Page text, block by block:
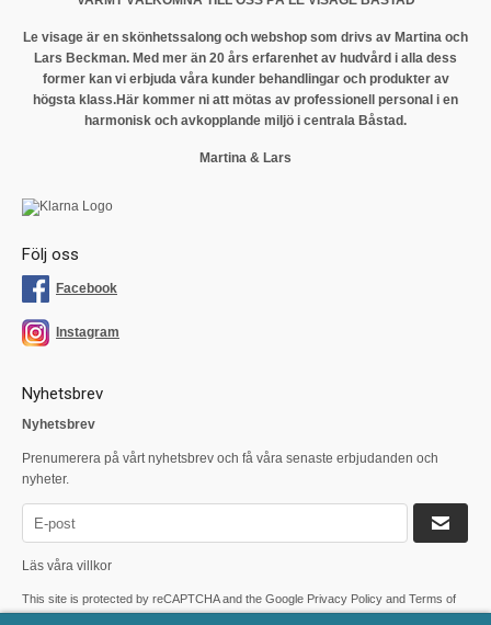
Le visage är en skönhetssalong och webshop som drivs av Martina och
Lars Beckman. Med mer än 20 års erfarenhet av hudvård i alla dess
former kan vi erbjuda våra kunder behandlingar och produkter av
högsta klass.Här kommer ni att mötas av professionell personal i en
harmonisk och avkopplande miljö i centrala Båstad.
Martina & Lars
Följ oss
Facebook
Instagram
Nyhetsbrev
Nyhetsbrev
Prenumerera på vårt nyhetsbrev och få våra senaste erbjudanden och
nyheter.
Läs våra villkor
This site is protected by reCAPTCHA and the Google Privacy Policy and Terms of
Serviceapply.